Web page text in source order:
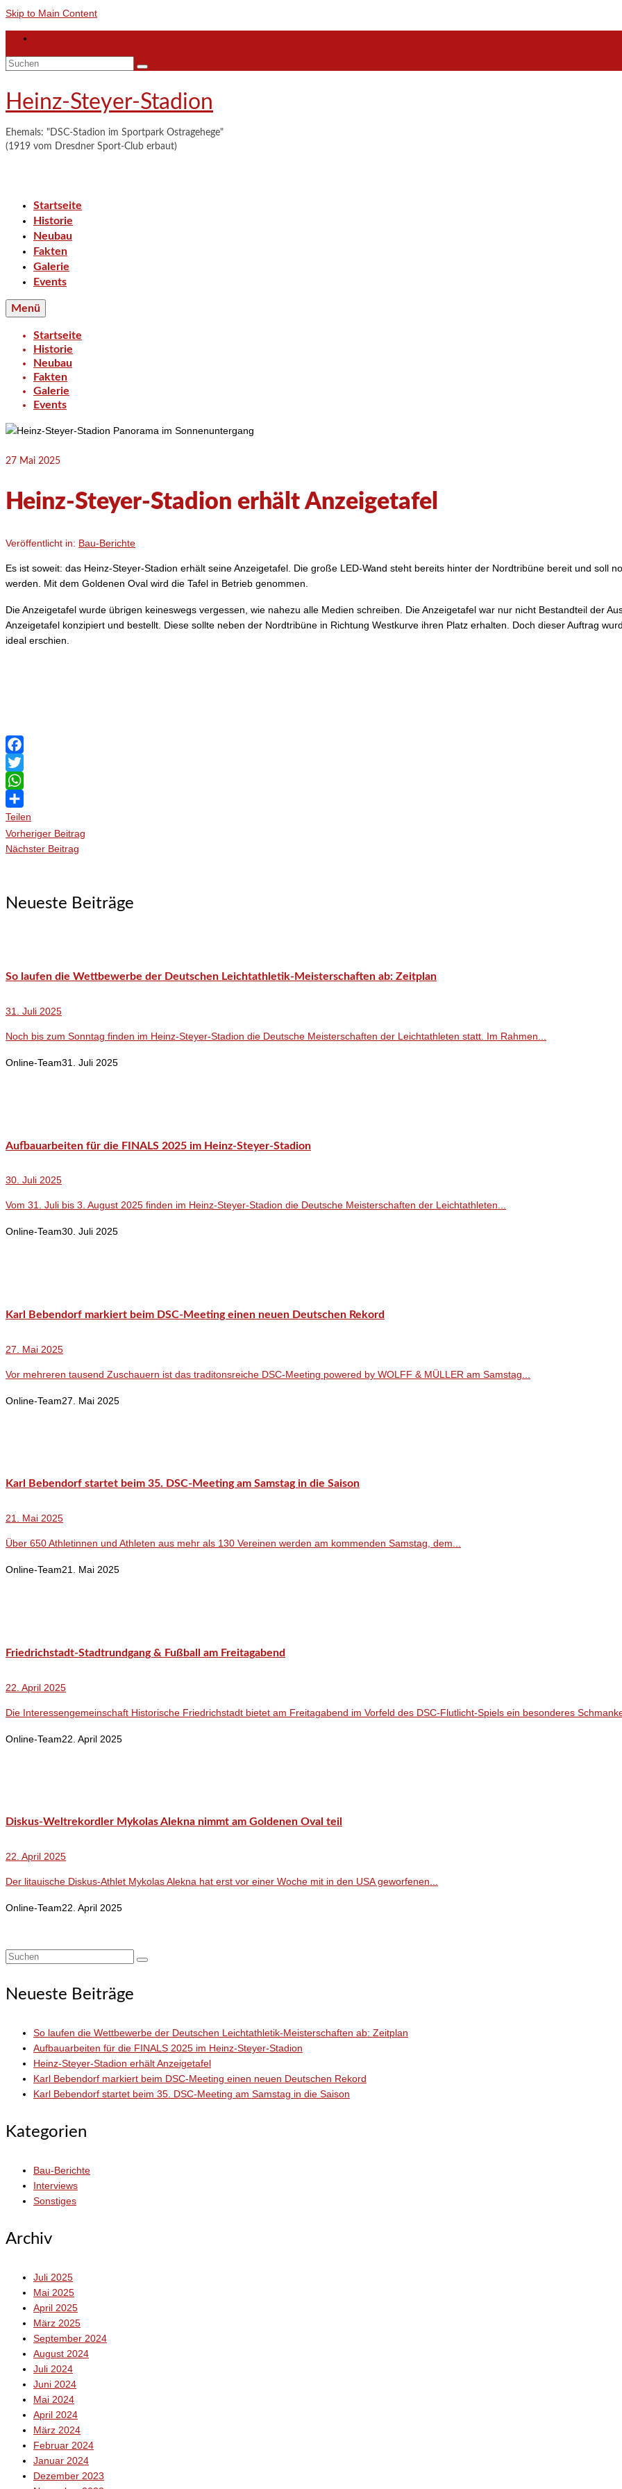
Skip to Main Content
Suchen
Heinz-Steyer-Stadion
Ehemals: "DSC-Stadion im Sportpark Ostragehege"
(1919 vom Dresdner Sport-Club erbaut)
Startseite
Historie
Neubau
Fakten
Galerie
Events
Menü
Startseite
Historie
Neubau
Fakten
Galerie
Events
27 Mai 2025
Heinz-Steyer-Stadion erhält Anzeigetafel
Veröffentlicht in: Bau-Berichte
Es ist soweit: das Heinz-Steyer-Stadion erhält seine Anzeigetafel. Die große LED-Wand steht bereits hinter der Nordtribüne bereit und soll
werden. Mit dem Goldenen Oval wird die Tafel in Betrieb genommen.
Die Anzeigetafel wurde übrigen keineswegs vergessen, wie nahezu alle Medien schreiben. Die Anzeigetafel war nur nicht Bestandteil der
Anzeigetafel konzipiert und bestellt. Diese sollte neben der Nordtribüne in Richtung Westkurve ihren Platz erhalten. Doch dieser Auftrag
ideal erschien.
Facebook
Twitter
WhatsApp
Teilen
Vorheriger Beitrag
Nächster Beitrag
Neueste Beiträge
So laufen die Wettbewerbe der Deutschen Leichtathletik-Meisterschaften ab: Zeitplan
31. Juli 2025
Noch bis zum Sonntag finden im Heinz-Steyer-Stadion die Deutsche Meisterschaften der Leichtathleten statt. Im Rahmen...
Online-Team31. Juli 2025
Aufbauarbeiten für die FINALS 2025 im Heinz-Steyer-Stadion
30. Juli 2025
Vom 31. Juli bis 3. August 2025 finden im Heinz-Steyer-Stadion die Deutsche Meisterschaften der Leichtathleten...
Online-Team30. Juli 2025
Karl Bebendorf markiert beim DSC-Meeting einen neuen Deutschen Rekord
27. Mai 2025
Vor mehreren tausend Zuschauern ist das traditonsreiche DSC-Meeting powered by WOLFF & MÜLLER am Samstag...
Online-Team27. Mai 2025
Karl Bebendorf startet beim 35. DSC-Meeting am Samstag in die Saison
21. Mai 2025
Über 650 Athletinnen und Athleten aus mehr als 130 Vereinen werden am kommenden Samstag, dem...
Online-Team21. Mai 2025
Friedrichstadt-Stadtrundgang & Fußball am Freitagabend
22. April 2025
Die Interessengemeinschaft Historische Friedrichstadt bietet am Freitagabend im Vorfeld des DSC-Flutlicht-Spiels ein besonderes
Online-Team22. April 2025
Diskus-Weltrekordler Mykolas Alekna nimmt am Goldenen Oval teil
22. April 2025
Der litauische Diskus-Athlet Mykolas Alekna hat erst vor einer Woche mit in den USA geworfenen...
Online-Team22. April 2025
Suchen
Neueste Beiträge
So laufen die Wettbewerbe der Deutschen Leichtathletik-Meisterschaften ab: Zeitplan
Aufbauarbeiten für die FINALS 2025 im Heinz-Steyer-Stadion
Heinz-Steyer-Stadion erhält Anzeigetafel
Karl Bebendorf markiert beim DSC-Meeting einen neuen Deutschen Rekord
Karl Bebendorf startet beim 35. DSC-Meeting am Samstag in die Saison
Kategorien
Bau-Berichte
Interviews
Sonstiges
Archiv
Juli 2025
Mai 2025
April 2025
März 2025
September 2024
August 2024
Juli 2024
Juni 2024
Mai 2024
April 2024
März 2024
Februar 2024
Januar 2024
Dezember 2023